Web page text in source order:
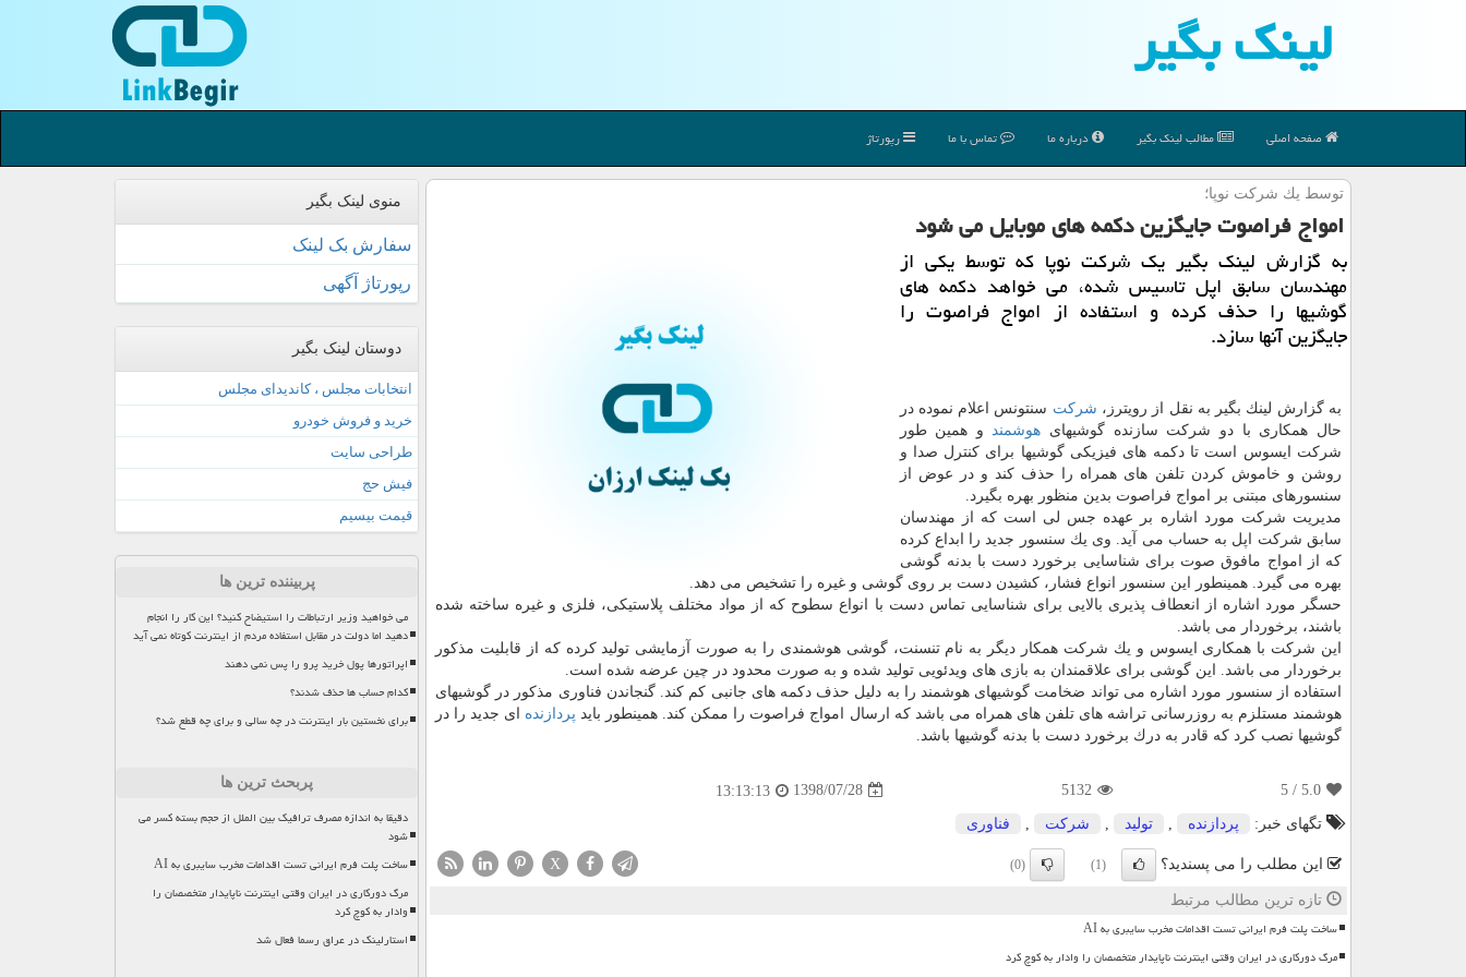
لینك بگیر
صفحه اصلی مطالب لینك بگیر درباره ما تماس با ما رپورتاژ
توسط یك شركت نوپا؛
امواج فراصوت جایگزین دكمه های موبایل می شود
به گزارش لینك بگیر یك شركت نوپا كه توسط یكی از
مهندسان سابق اپل تاسیس شده، می خواهد دكمه های
گوشیها را حذف كرده و استفاده از امواج فراصوت را
جایگزین آنها سازد.
به گزارش لینك بگیر به نقل از رویترز، شركت سنتونس اعلام نموده در
حال همكاری با دو شركت سازنده گوشیهای هوشمندو همین طور
شركت ایسوس است تا دكمه های فیزیكی گوشیها برای كنترل صدا و
روشن و خاموش كردن تلفن های همراه را حذف كند و در عوض از
سنسورهای مبتنی بر امواج فراصوت بدین منظور بهره بگیرد.
مدیریت شركت مورد اشاره بر عهده جس لی است كه از مهندسان
سابق شركت اپل به حساب می آید. وی یك سنسور جدید را ابداع كرده
كه از امواج مافوق صوت برای شناسایی برخورد دست با بدنه گوشی
بهره می گیرد. همینطور این سنسور انواع فشار، كشیدن دست بر روی گوشی و غیره را تشخیص می دهد.
حسگر مورد اشاره از انعطاف پذیری بالایی برای شناسایی تماس دست با انواع سطوح كه از مواد مختلف پلاستیكی، فلزی و غیره ساخته شده
باشند، برخوردار می باشد.
این شركت با همكاری ایسوس و یك شركت همكار دیگر به نام تنسنت، گوشی هوشمندی را به صورت آزمایشی تولید كرده كه از قابلیت مذكور
برخوردار می باشد. این گوشی برای علاقمندان به بازی های ویدئویی تولید شده و به صورت محدود در چین عرضه شده است.
استفاده از سنسور مورد اشاره می تواند ضخامت گوشیهای هوشمند را به دلیل حذف دكمه های جانبی كم كند. گنجاندن فناوری مذكور در گوشیهای
هوشمند مستلزم به روزرسانی تراشه های تلفن های همراه می باشد كه ارسال امواج فراصوت را ممكن كند. همینطور باید پردازنده ای جدید را در
گوشیها نصب كرد كه قادر به درك برخورد دست با بدنه گوشیها باشد.
5.0
/ 5
5132
1398/07/28
13:13:13
تگهای خبر:
پردازنده تولید شركت فناوری
این مطلب را می پسندید؟ (1)
(0)
X
تازه ترین مطالب مرتبط
ساخت پلت فرم ایرانی تست اقدامات مخرب سایبری به AI
مرگ دورکاری در ایران وقتی اینترنت ناپایدار متخصصان را وادار به کوچ کرد
منوی لینک بگیر
سفارش بک لینک
رپورتاژ آگهی
دوستان لینک بگیر
انتخابات مجلس ، کاندیدای مجلس
خرید و فروش خودرو
طراحی سایت
فیش حج
قیمت بیسیم
پربیننده ترین ها
می خواهید وزیر ارتباطات را استیضاح کنید؟ این کار را انجام
دهید اما دولت در مقابل استفاده مردم از اینترنت کوتاه نمی آید
اپراتورها پول خرید پرو را پس نمی دهند
کدام حساب ها حذف شدند؟
برای نخستین بار اینترنت در چه سالی و برای چه قطع شد؟
پربحث ترین ها
دقیقا به اندازه مصرف ترافیک بین الملل از حجم بسته کسر می
شود
ساخت پلت فرم ایرانی تست اقدامات مخرب سایبری به AI
مرگ دورکاری در ایران وقتی اینترنت ناپایدار متخصصان را
وادار به کوچ کرد
استارلینک در عراق رسما فعال شد